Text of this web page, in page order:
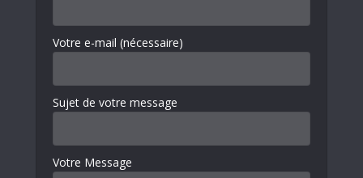
Votre e-mail (nécessaire)
Sujet de votre message
Votre Message